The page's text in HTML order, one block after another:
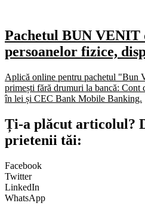
Pachetul BUN VENIT
persoanelor fizice,
Aplică online pentru pachetul "Bun
primești fără drumuri la bancă: Cont
în lei și CEC Bank Mobile Banking.​
Ți-a plăcut articolul?
prietenii tăi:
Facebook
Twitter
LinkedIn
WhatsApp